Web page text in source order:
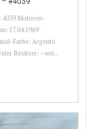
4039 Motoren-
17.04.1969
Farbe: Argento
Besitzer: – wei...